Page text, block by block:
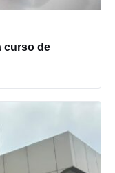
curso de